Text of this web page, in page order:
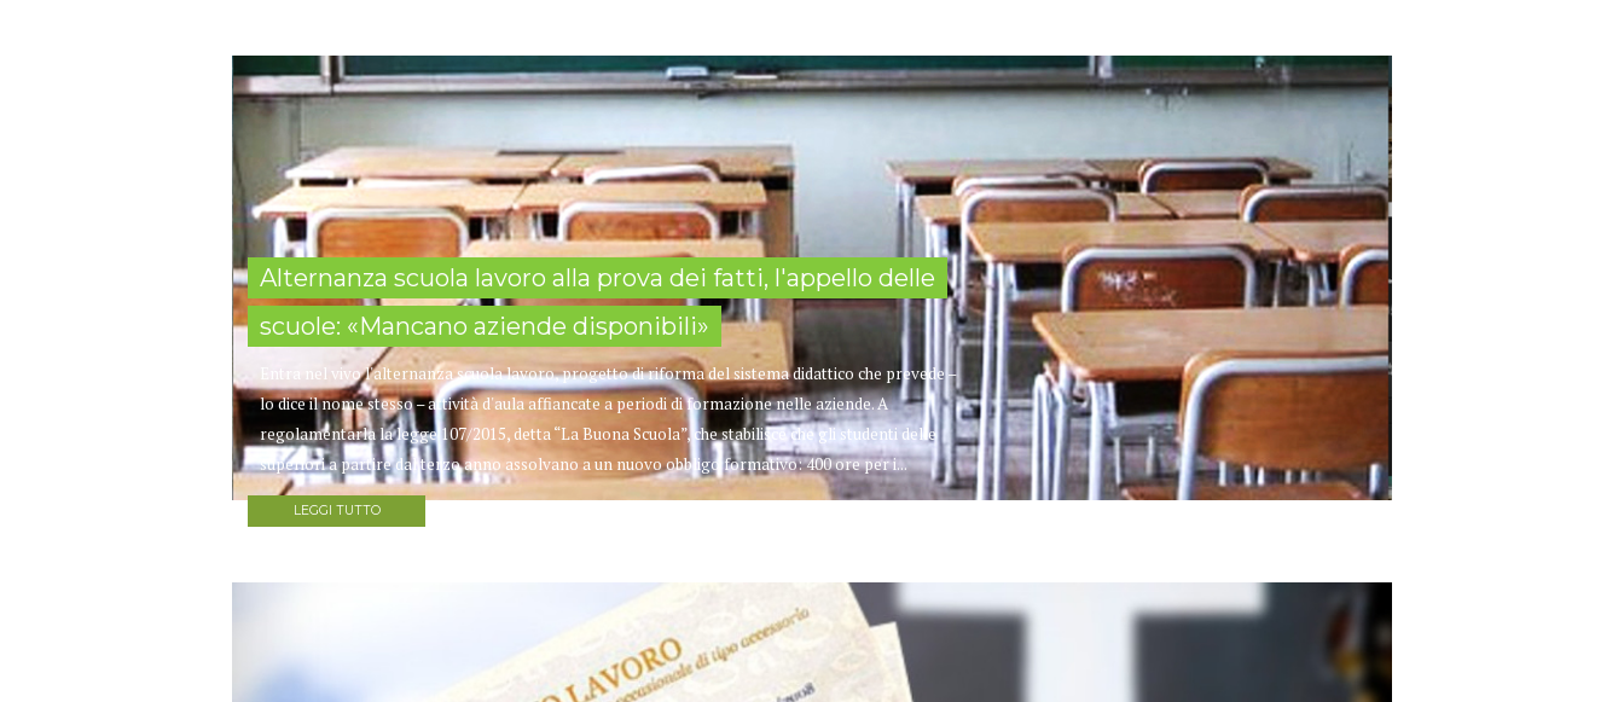
Alternanza scuola lavoro alla prova dei fatti, l'appello delle
scuole: «Mancano aziende disponibili»
Entra nel vivo l'alternanza scuola lavoro, progetto di riforma del sistema didattico che prevede –
lo dice il nome stesso – attività d'aula affiancate a periodi di formazione nelle aziende. A
regolamentarla la legge 107/2015, detta “La Buona Scuola”, che stabilisce che gli studenti delle
superiori a partire dal terzo anno assolvano a un nuovo obbligo formativo: 400 ore per i...
LEGGI TUTTO